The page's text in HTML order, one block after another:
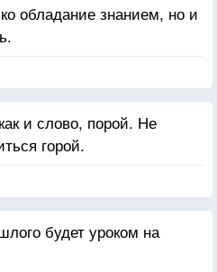
обладание знанием, но и
и слово, порой. Не
горой.
будет уроком на